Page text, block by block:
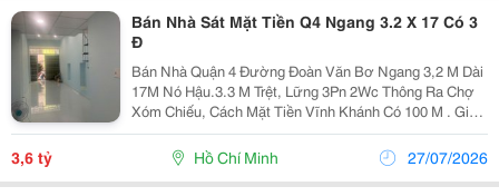
Bán Nhà Sát Mặt Tiền Q4 Ngang 3.2 X 17 Có 3
Đ
Bán Nhà Quận 4 Đường Đoàn Văn Bơ Ngang 3,2 M Dài
17M Nó Hậu.3.3 M Trệt, Lững 3Pn 2Wc Thông Ra Chợ
Xóm Chiếu, Cách Mặt Tiền Vĩnh Khánh Có 100 M . Giấy
Tờ Pháp Lý Rõ Ràng Sổ Hồng Riêng Công Chúng Sang
Tên Chính Chủ Diện Tích 55 M2 Đất . Giá...
3,6 tỷ Hồ Chí Minh 27/07/2026